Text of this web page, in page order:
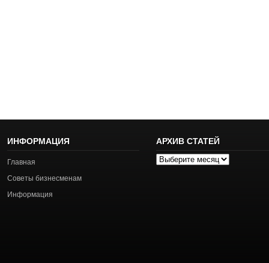
ИНФОРМАЦИЯ
Главная
Советы бизнесменам
Информация
АРХИВ СТАТЕЙ
Архив